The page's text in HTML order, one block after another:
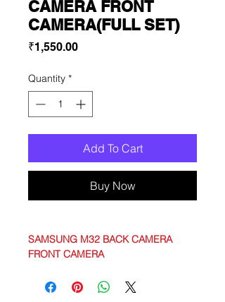
CAMERA FRONT
CAMERA(FULL SET)
₹1,550.00Price
Quantity *
Add To Cart
Buy Now
SAMSUNG M32 BACK CAMERA
FRONT CAMERA